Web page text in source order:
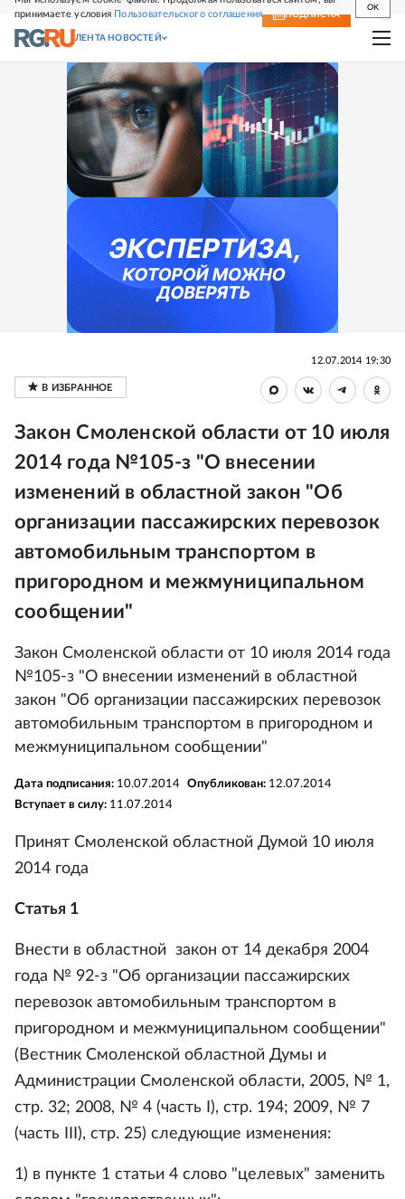
принимаете условия Пользовательского соглашения
OK
СВЕЖИЙ НОМЕР ПОДПИСКА
ЛЕНТА НОВОСТЕЙ
12.07.2014 19:30
Закон Смоленской области от 10 июля
2014 года №105-з "О внесении
изменений в областной закон "Об
организации пассажирских перевозок
автомобильным транспортом в
пригородном и межмуниципальном
сообщении"
Закон Смоленской области от 10 июля 2014 года
№105-з "О внесении изменений в областной
закон "Об организации пассажирских перевозок
автомобильным транспортом в пригородном и
межмуниципальном сообщении"
Дата подписания: 10.07.2014 Опубликован: 12.07.2014
Вступает в силу: 11.07.2014
Принят Смоленской областной Думой 10 июля
2014 года
Статья 1
Внести в областной закон от 14 декабря 2004
года № 92-з "Об организации пассажирских
перевозок автомобильным транспортом в
пригородном и межмуниципальном сообщении"
(Вестник Смоленской областной Думы и
Администрации Смоленской области, 2005, № 1,
стр. 32; 2008, № 4 (часть I), стр. 194; 2009, № 7
(часть III), стр. 25) следующие изменения:
1) в пункте 1 статьи 4 слово "целевых" заменить